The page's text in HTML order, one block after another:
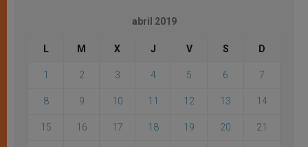
abril 2019
L M X J V S D
1 2 3 4 5 6 7
8 9 10 11 12 13 14
15 16 17 18 19 20 21